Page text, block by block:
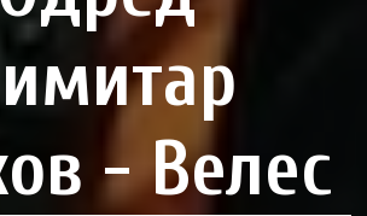
- Велес